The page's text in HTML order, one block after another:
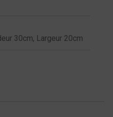
30cm, Largeur 20cm